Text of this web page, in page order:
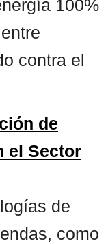
100%
contra el
de
el Sector
de
como